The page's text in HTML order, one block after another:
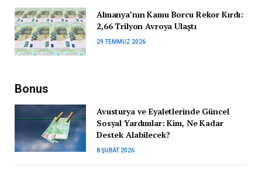
Almanya’nın Kamu Borcu Rekor Kırdı:
2,66 Trilyon Avroya Ulaştı
29 TEMMUZ 2026
Bonus
Avusturya ve Eyaletlerinde Güncel
Sosyal Yardımlar: Kim, Ne Kadar
Destek Alabilecek?
8 ŞUBAT 2026